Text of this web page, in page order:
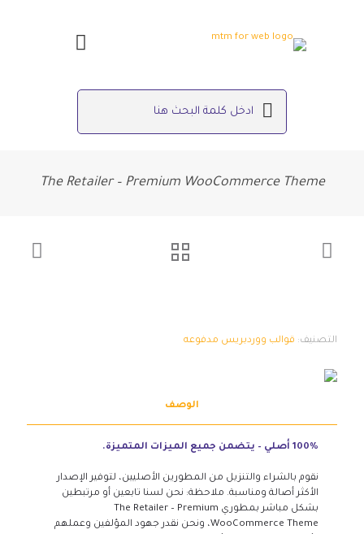
The Retailer – Premium WooCommerce Theme
التصنيف: قوالب ووردبريس مدفوعه
الوصف
100% أصلي – يتضمن جميع الميزات المتميزة.
نقوم بالشراء والتنزيل من المطورين الأصليين، لتوفير الإصدار
الأكثر أصالة ومناسبة. ملاحظة: نحن لسنا تابعين أو مرتبطين
بشكل مباشر بمطوري The Retailer – Premium
WooCommerce Theme، ونحن نقدر جهود المؤلفين وعملهم